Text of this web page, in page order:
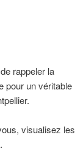
rappeler la
pour un véritable
visualisez les